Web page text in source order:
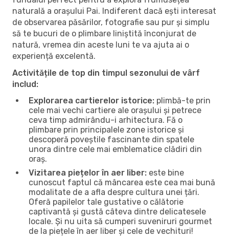
naturală a orașului Pai. Indiferent dacă ești interesat
de observarea păsărilor, fotografie sau pur și simplu
să te bucuri de o plimbare liniștită înconjurat de
natură, vremea din aceste luni te va ajuta ai o
experiență excelentă.
Activitățile de top din timpul sezonului de vârf
includ:
Explorarea cartierelor istorice: plimbă-te prin
cele mai vechi cartiere ale orașului și petrece
ceva timp admirându-i arhitectura. Fă o
plimbare prin principalele zone istorice și
descoperă poveștile fascinante din spatele
unora dintre cele mai emblematice clădiri din
oraș.
Vizitarea piețelor în aer liber: este bine
cunoscut faptul că mâncarea este cea mai bună
modalitate de a afla despre cultura unei țări.
Oferă papilelor tale gustative o călătorie
captivantă și gustă câteva dintre delicatesele
locale. Și nu uita să cumperi suveniruri gourmet
de la piețele în aer liber și cele de vechituri!